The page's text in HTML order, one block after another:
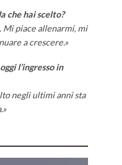
che hai scelto?
Mi piace allenarmi, mi
a crescere.»
l’ingresso in
negli ultimi anni sta